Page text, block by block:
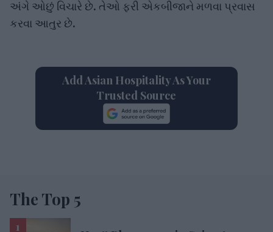
કરવા આતુર છે.
Add Asian Hospitality As Your
Trusted Source
The Top 5